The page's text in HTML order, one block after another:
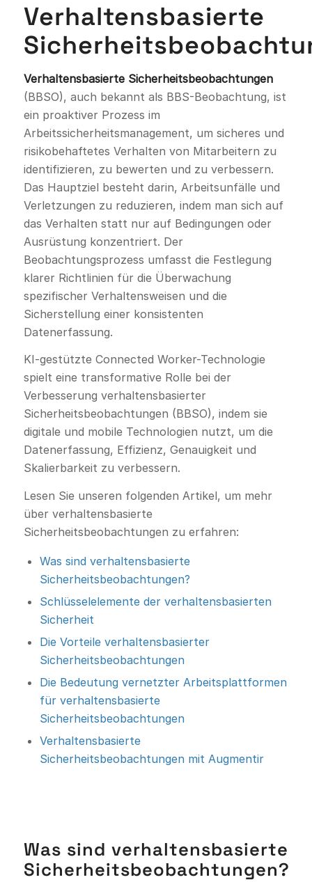
Verhaltensbasierte
Verhaltensbasierte Sicherheitsbeobachtungen
(BBSO), auch bekannt als BBS-Beobachtung, ist
ein proaktiver Prozess im
Arbeitssicherheitsmanagement, um sicheres und
risikobehaftetes Verhalten von Mitarbeitern zu
identifizieren, zu bewerten und zu verbessern.
Das Hauptziel besteht darin, Arbeitsunfälle und
Verletzungen zu reduzieren, indem man sich auf
das Verhalten statt nur auf Bedingungen oder
Ausrüstung konzentriert. Der
Beobachtungsprozess umfasst die Festlegung
klarer Richtlinien für die Überwachung
spezifischer Verhaltensweisen und die
Sicherstellung einer konsistenten
Datenerfassung.
KI-gestützte Connected Worker-Technologie
spielt eine transformative Rolle bei der
Verbesserung verhaltensbasierter
Sicherheitsbeobachtungen (BBSO), indem sie
digitale und mobile Technologien nutzt, um die
Datenerfassung, Effizienz, Genauigkeit und
Skalierbarkeit zu verbessern.
Lesen Sie unseren folgenden Artikel, um mehr
über verhaltensbasierte
Sicherheitsbeobachtungen zu erfahren:
Was sind verhaltensbasierte
Sicherheitsbeobachtungen?
Schlüsselelemente der verhaltensbasierten
Sicherheit
Die Vorteile verhaltensbasierter
Sicherheitsbeobachtungen
Die Bedeutung vernetzter Arbeitsplattformen
für verhaltensbasierte
Sicherheitsbeobachtungen
Verhaltensbasierte
Sicherheitsbeobachtungen mit Augmentir
Was sind verhaltensbasierte
Sicherheitsbeobachtungen?